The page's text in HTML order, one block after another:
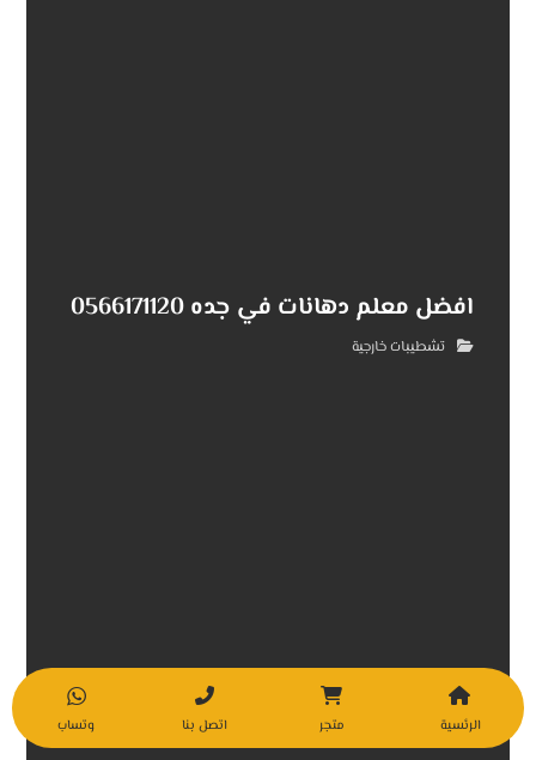
افضل معلم دهانات في جده 0566171120
تشطيبات خارجية
الرئسية متجر اتصل بنا وتساب